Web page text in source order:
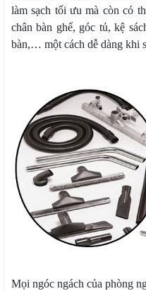
làm sạch tối ưu mà còn có
chân bàn ghế, góc tủ, kệ
bàn,… một cách dễ dàng khi
Mọi ngóc ngách của phòng